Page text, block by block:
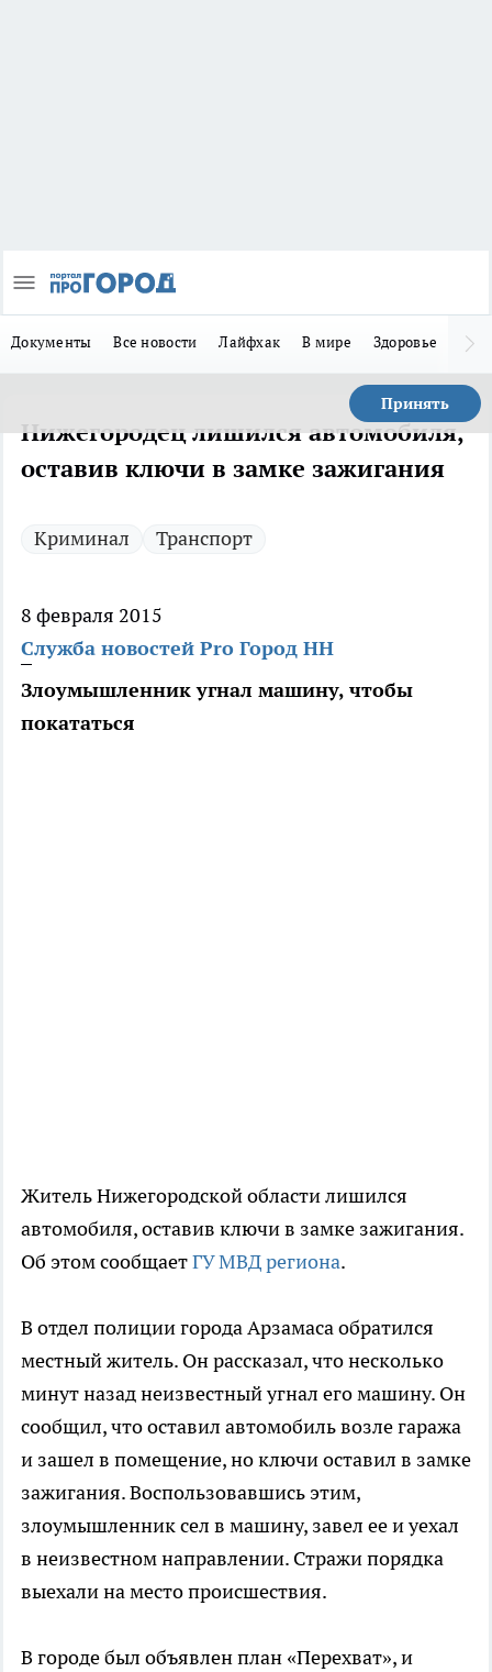
Документы Все новости Лайфхак В мире Здоровье
Принять
Нижегородец лишился автомобиля,
оставив ключи в замке зажигания
Криминал Транспорт
8 февраля 2015
Служба новостей Pro Город НН
Злоумышленник угнал машину, чтобы
покататься
Житель Нижегородской области лишился
автомобиля, оставив ключи в замке зажигания.
Об этом сообщаетГУ МВД региона.
В отдел полиции города Арзамаса обратился
местный житель. Он рассказал, что несколько
минут назад неизвестный угнал его машину. Он
сообщил, что оставил автомобиль возле гаража
и зашел в помещение, но ключи оставил в замке
зажигания. Воспользовавшись этим,
злоумышленник сел в машину, завел ее и уехал
в неизвестном направлении. Стражи порядка
выехали на место происшествия.
В городе был объявлен план «Перехват», и